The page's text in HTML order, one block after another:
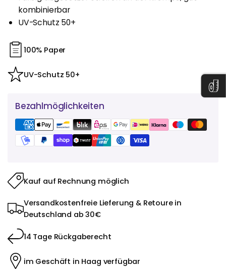
kombinierbar
UV-Schutz 50+
100% Paper
UV-Schutz 50+
Bezahlmöglichkeiten
Kauf auf Rechnung möglich
Versandkostenfreie Lieferung & Retoure in
Deutschland ab 30€
14 Tage Rückgaberecht
im Geschäft in Haag verfügbar